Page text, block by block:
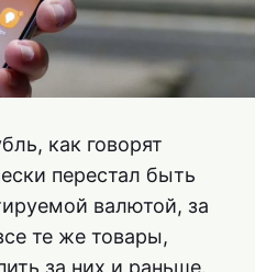
как говорят
перестал быть
валютой, за
те же товары,